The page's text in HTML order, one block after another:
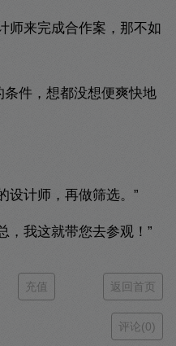
师来完成合作案，那不如
件，想都没想便爽快地
设计师，再做筛选。”
，我这就带您去参观！”
充值 返回首页
评论(0)